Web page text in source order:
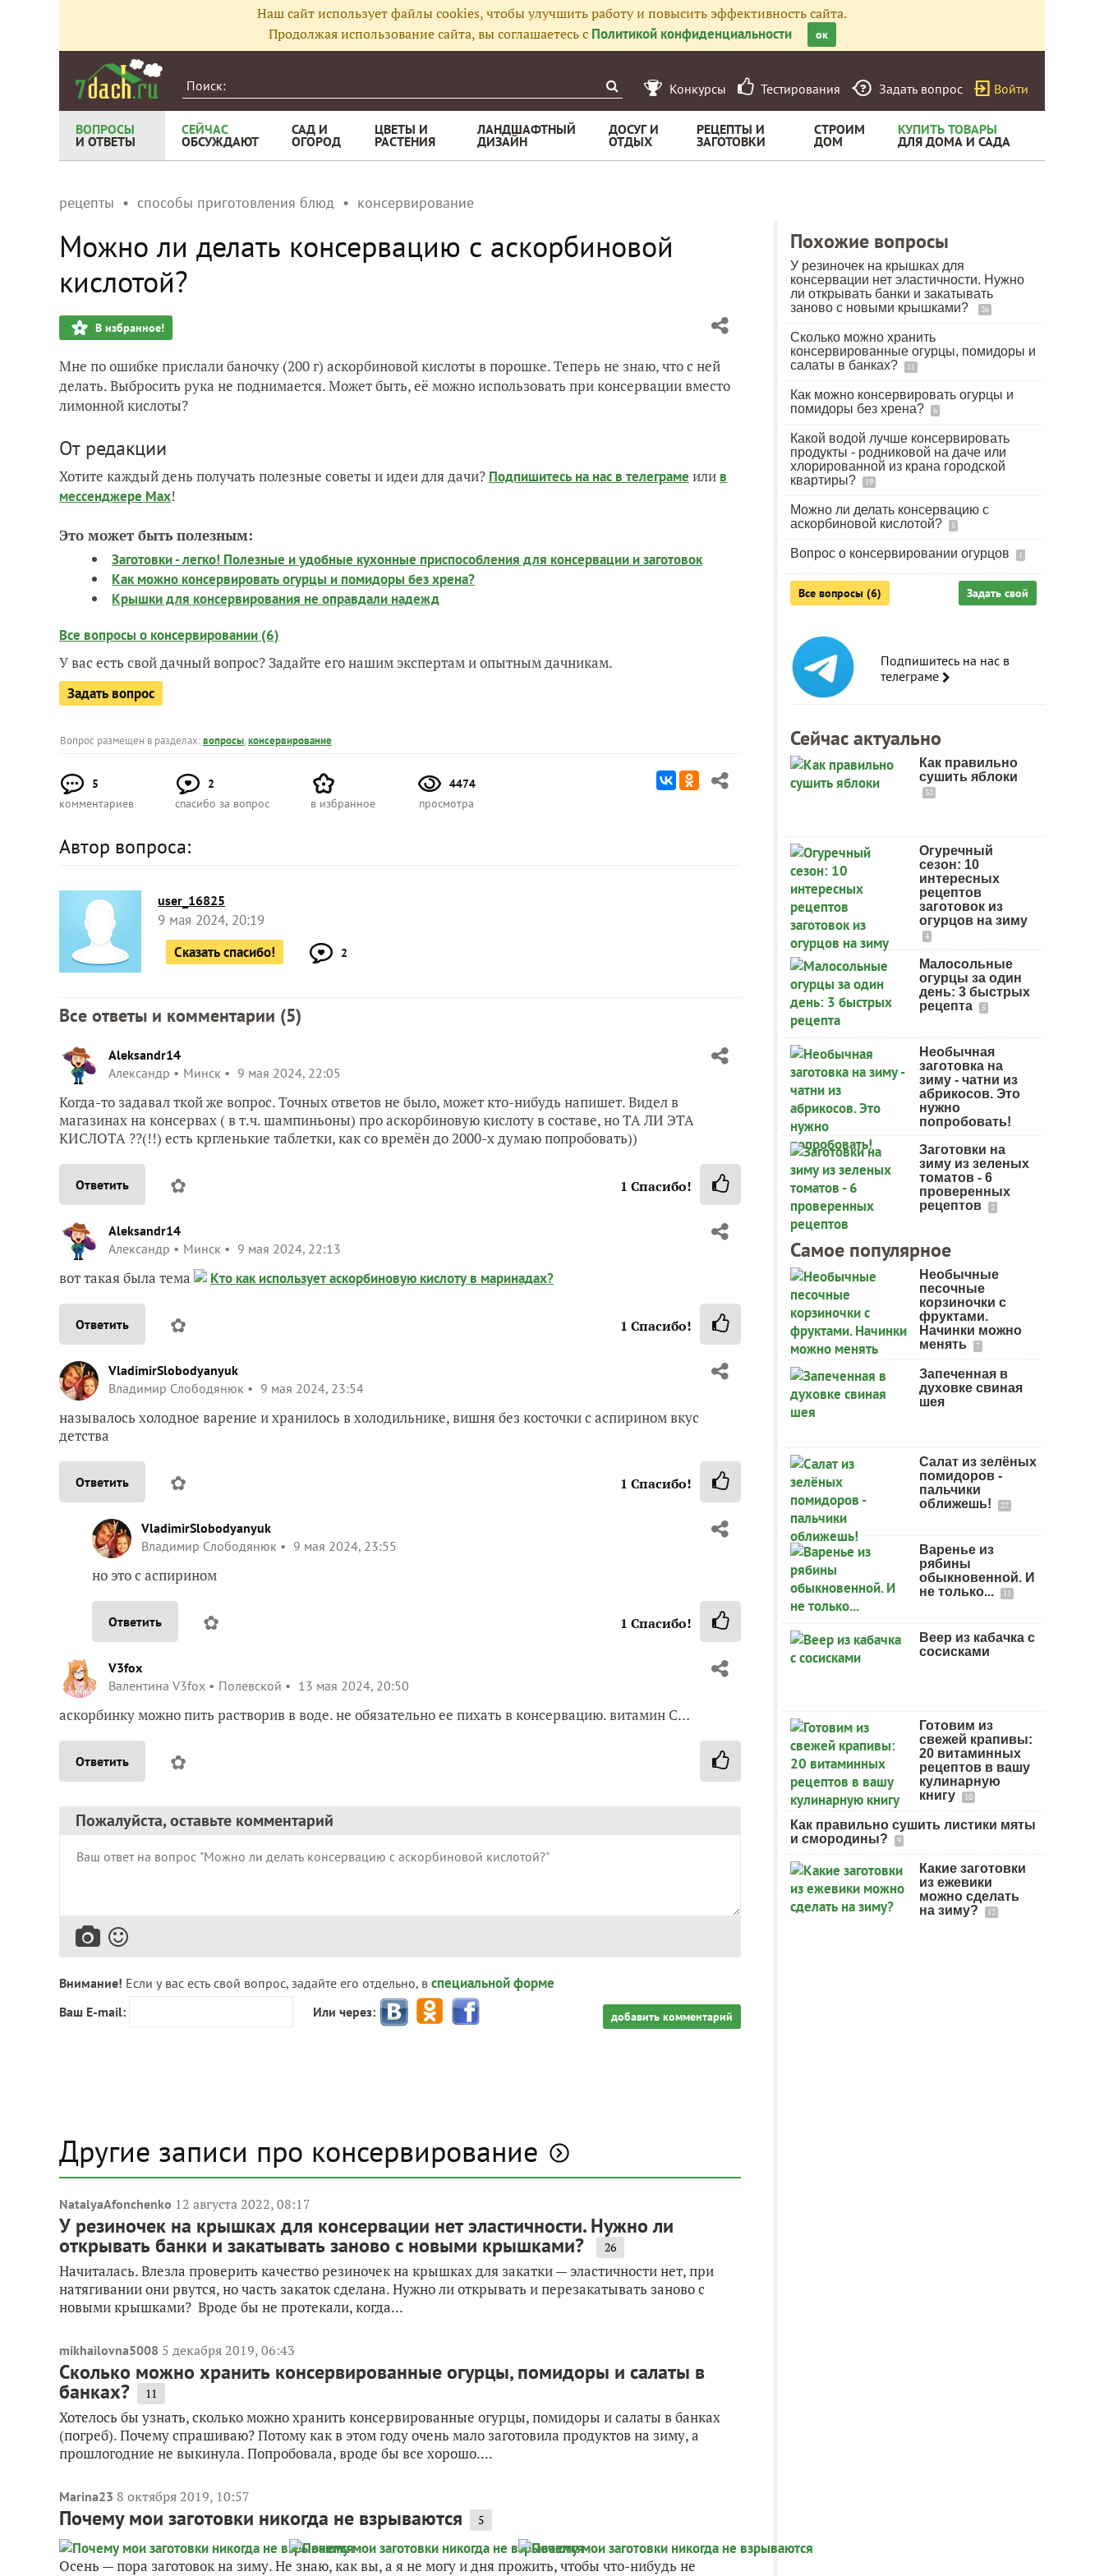
Наш сайт использует файлы cookies, чтобы улучшить работу и повысить эффективность сайта.
Продолжая использование сайта, вы соглашаетесь с Политикой конфиденциальности ок
Конкурсы Тестирования Задать вопрос Войти
ВОПРОСЫ
И ОТВЕТЫ
СЕЙЧАС
ОБСУЖДАЮТ
САД И
ОГОРОД
ЦВЕТЫ И
РАСТЕНИЯ
ЛАНДШАФТНЫЙ
ДИЗАЙН
ДОСУГ И
ОТДЫХ
РЕЦЕПТЫ И
ЗАГОТОВКИ
СТРОИМ
ДОМ
КУПИТЬ ТОВАРЫ
ДЛЯ ДОМА И САДА
рецепты способы приготовления блюд консервирование
Можно ли делать консервацию с аскорбиновой
кислотой?
В избранное!
Мне по ошибке прислали баночку (200 г) аскорбиновой кислоты в порошке. Теперь не знаю, что с ней
делать. Выбросить рука не поднимается. Может быть, её можно использовать при консервации вместо
лимонной кислоты?
От редакции
Хотите каждый день получать полезные советы и идеи для дачи? Подпишитесь на нас в телеграме или в
мессенджере Max!
Это может быть полезным:
Заготовки - легко! Полезные и удобные кухонные приспособления для консервации и заготовок
Как можно консервировать огурцы и помидоры без хрена?
Крышки для консервирования не оправдали надежд
Все вопросы о консервировании (6)
У вас есть свой дачный вопрос? Задайте его нашим экспертам и опытным дачникам.
Задать вопрос
Вопрос размещен в разделах:вопросы,консервирование
5
комментариев
2
спасибо за вопрос
в избранное
4474
просмотра
Автор вопроса:
user_16825
9 мая 2024, 20:19
Сказать спасибо!
2
Все ответы и комментарии (5)
Aleksandr14
Александр
Минск 9 мая 2024, 22:05
Когда-то задавал ткой же вопрос. Точных ответов не было, может кто-нибудь напишет. Видел в
магазинах на консервах ( в т.ч. шампиньоны) про аскорбиновую кислоту в составе, но ТА ЛИ ЭТА
КИСЛОТА ??(!!) есть кргленькие таблетки, как со времён до 2000-х думаю попробовать))
Ответить ✿ 1 Спасибо!
Aleksandr14
Александр
Минск 9 мая 2024, 22:13
вот такая была тема Кто как использует аскорбиновую кислоту в маринадах?
Ответить ✿ 1 Спасибо!
VladimirSlobodyanyuk
Владимир Слободянюк
9 мая 2024, 23:54
называлось холодное варение и хранилось в холодильнике, вишня без косточки с аспирином вкус
детства
Ответить ✿ 1 Спасибо!
VladimirSlobodyanyuk
Владимир Слободянюк
9 мая 2024, 23:55
но это с аспирином
Ответить ✿ 1 Спасибо!
V3fox
Валентина V3fox
Полевской 13 мая 2024, 20:50
аскорбинку можно пить растворив в воде. не обязательно ее пихать в консервацию. витамин С…
Ответить ✿
Пожалуйста, оставьте комментарий
Внимание! Если у вас есть свой вопрос, задайте его отдельно, в специальной форме
Ваш E-mail: Или через: добавить комментарий
Другие записи про консервирование
NatalyaAfonchenko 12 августа 2022, 08:17
У резиночек на крышках для консервации нет эластичности. Нужно ли
открывать банки и закатывать заново с новыми крышками? 26
Начиталась. Влезла проверить качество резиночек на крышках для закатки — эластичности нет, при
натягивании они рвутся, но часть закаток сделана. Нужно ли открывать и перезакатывать заново с
новыми крышками? Вроде бы не протекали, когда...
mikhailovna5008 5 декабря 2019, 06:43
Сколько можно хранить консервированные огурцы, помидоры и салаты в
банках? 11
Хотелось бы узнать, сколько можно хранить консервированные огурцы, помидоры и салаты в банках
(погреб). Почему спрашиваю? Потому как в этом году очень мало заготовила продуктов на зиму, а
прошлогодние не выкинула. Попробовала, вроде бы все хорошо....
Marina23 8 октября 2019, 10:57
Почему мои заготовки никогда не взрываются 5
Осень — пора заготовок на зиму. Не знаю, как вы, а я не могу и дня прожить, чтобы что-нибудь не
Похожие вопросы
У резиночек на крышках для
консервации нет эластичности. Нужно
ли открывать банки и закатывать
заново с новыми крышками?
26
Сколько можно хранить
консервированные огурцы, помидоры и
салаты в банках?
11
Как можно консервировать огурцы и
помидоры без хрена?
6
Какой водой лучше консервировать
продукты - родниковой на даче или
хлорированной из крана городской
квартиры?
19
Можно ли делать консервацию с
аскорбиновой кислотой?
5
Вопрос о консервировании огурцов 1
Все вопросы (6) Задать свой
Подпишитесь на нас в
телеграме
Сейчас актуально
Как правильно
сушить яблоки
32
Огуречный
сезон: 10
интересных
рецептов
заготовок из
огурцов на зиму
4
Малосольные
огурцы за один
день: 3 быстрых
рецепта
5
Необычная
заготовка на
зиму - чатни из
абрикосов. Это
нужно
попробовать!
Заготовки на
зиму из зеленых
томатов - 6
проверенных
рецептов
2
Самое популярное
Необычные
песочные
корзиночки с
фруктами.
Начинки можно
менять
7
Запеченная в
духовке свиная
шея
Салат из зелёных
помидоров -
пальчики
оближешь!
27
Варенье из
рябины
обыкновенной. И
не только...
11
Веер из кабачка с
сосисками
Готовим из
свежей крапивы:
20 витаминных
рецептов в вашу
кулинарную
книгу
10
Как правильно сушить листики мяты
и смородины?
9
Какие заготовки
из ежевики
можно сделать
на зиму?
12